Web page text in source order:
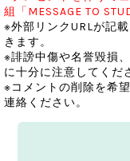
組「MESSAGE TO
※外部リンクURLが記
きます。
※誹謗中傷や名誉毀損
に十分に注意してくだ
※コメントの削除を希
連絡ください。